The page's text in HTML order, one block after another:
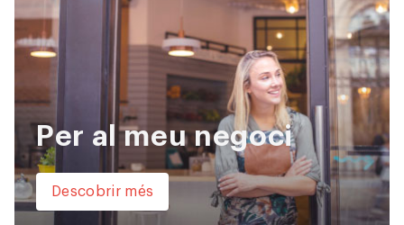
Per al meu negoci
Descobrir més